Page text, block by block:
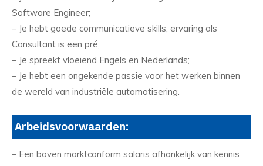
Software Engineer;
– Je hebt goede communicatieve skills, ervaring als
Consultant is een pré;
– Je spreekt vloeiend Engels en Nederlands;
– Je hebt een ongekende passie voor het werken binnen
de wereld van industriële automatisering.
Arbeidsvoorwaarden:
– Een boven marktconform salaris afhankelijk van kennis